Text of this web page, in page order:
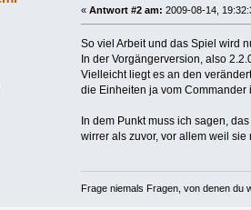
« Antwort #2 am: 2009-08-14,
So viel Arbeit und das Spiel wird
In der Vorgängerversion, also
Vielleicht liegt es an den
die Einheiten ja vom
In dem Punkt muss ich sagen,
wirrer als zuvor, vor allem weil
Frage niemals Fragen, von denen du